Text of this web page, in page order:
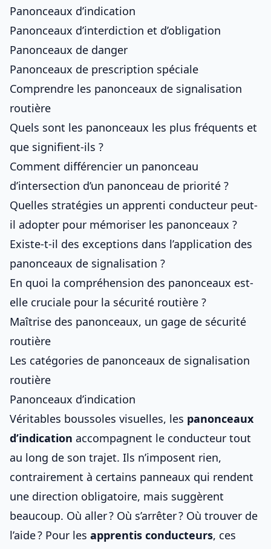
Panonceaux d’indication
Panonceaux d’interdiction et d’obligation
Panonceaux de danger
Panonceaux de prescription spéciale
Comprendre les panonceaux de signalisation
routière
Quels sont les panonceaux les plus fréquents et
que signifient-ils ?
Comment différencier un panonceau
d’intersection d’un panonceau de priorité ?
Quelles stratégies un apprenti conducteur peut-
il adopter pour mémoriser les panonceaux ?
Existe-t-il des exceptions dans l’application des
panonceaux de signalisation ?
En quoi la compréhension des panonceaux est-
elle cruciale pour la sécurité routière ?
Maîtrise des panonceaux, un gage de sécurité
routière
Les catégories de panonceaux de signalisation
routière
Panonceaux d’indication
Véritables boussoles visuelles, les panonceaux
d’indication accompagnent le conducteur tout
au long de son trajet. Ils n’imposent rien,
contrairement à certains panneaux qui rendent
une direction obligatoire, mais suggèrent
beaucoup. Où aller ? Où s’arrêter ? Où trouver de
l’aide ? Pour les apprentis conducteurs, ces